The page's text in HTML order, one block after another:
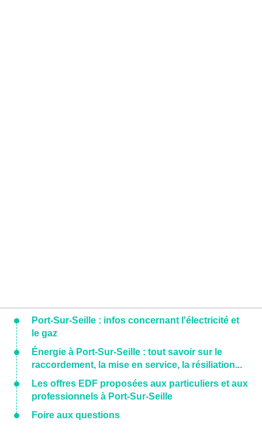
Port-Sur-Seille : infos concernant l'électricité et
le gaz
Énergie à Port-Sur-Seille : tout savoir sur le
raccordement, la mise en service, la résiliation...
Les offres EDF proposées aux particuliers et aux
professionnels à Port-Sur-Seille
Foire aux questions